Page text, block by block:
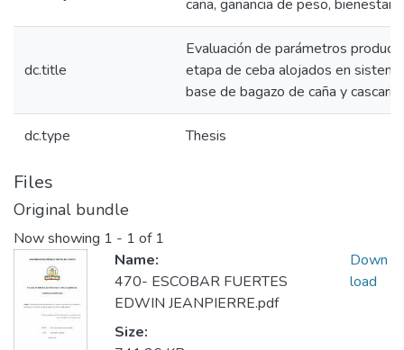
caña, ganancia de peso, bienestar
dc.title
Evaluación de parámetros
etapa de ceba alojados en
base de bagazo de caña y
dc.type Thesis
Files
Original bundle
Now showing 1 - 1 of 1
Name:
470- ESCOBAR FUERTES
EDWIN JEANPIERRE.pdf
Size:
Down
load